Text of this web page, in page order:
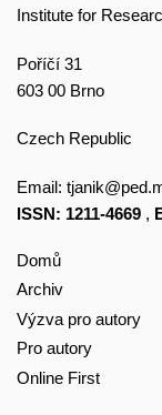
Institute for
Poříčí 31
603 00 Brno
Czech Republic
Email:
ISSN: 1211-4669 ,
Domů
Archiv
Výzva pro autory
Pro autory
Online First